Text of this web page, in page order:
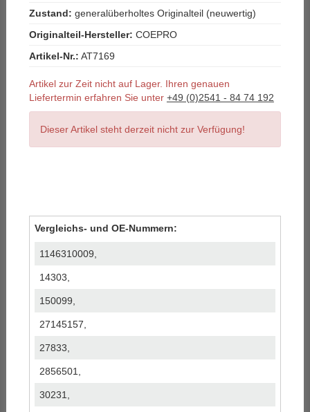
Zustand: generalüberholtes Originalteil (neuwertig)
Originalteil-Hersteller: COEPRO
Artikel-Nr.: AT7169
Artikel zur Zeit nicht auf Lager. Ihren genauen
Liefertermin erfahren Sie unter +49 (0)2541 - 84 74 192
Dieser Artikel steht derzeit nicht zur Verfügung!
Vergleichs- und OE-Nummern:
1146310009,
14303,
150099,
27145157,
27833,
2856501,
30231,